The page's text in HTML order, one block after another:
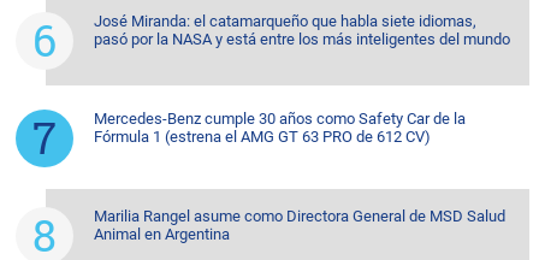
José Miranda: el catamarqueño que habla siete idiomas,
pasó por la NASA y está entre los más inteligentes del mundo
Mercedes-Benz cumple 30 años como Safety Car de la
Fórmula 1 (estrena el AMG GT 63 PRO de 612 CV)
Marilia Rangel asume como Directora General de MSD Salud
Animal en Argentina